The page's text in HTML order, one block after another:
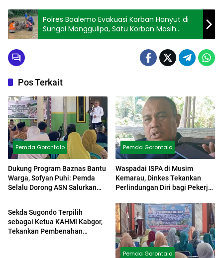
Polres Boalemo Evakuasi Korban Hanyut di
Sungai Manggulipa, Satu Korban Masih
dalam Pencarian
Pos Terkait
Pemda Gorontalo
Dukung Program Baznas Bantu
Warga, Sofyan Puhi: Pemda
Selalu Dorong ASN Salurkan
Pemda Gorontalo
Waspadai ISPA di Musim
Kemarau, Dinkes Tekankan
Perlindungan Diri bagi Pekerja
Pemda Gorontalo
Sekda Sugondo Terpilih
sebagai Ketua KAHMI Kabgor,
Tekankan Pembenahan
Pemda Gorontalo